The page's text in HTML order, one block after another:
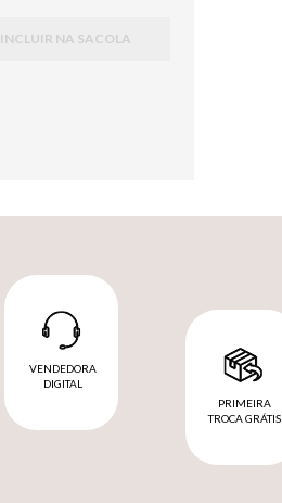
INCLUIR NA SACOLA
VENDEDORA
DIGITAL
PRIMEIRA
TROCA GRÁTIS